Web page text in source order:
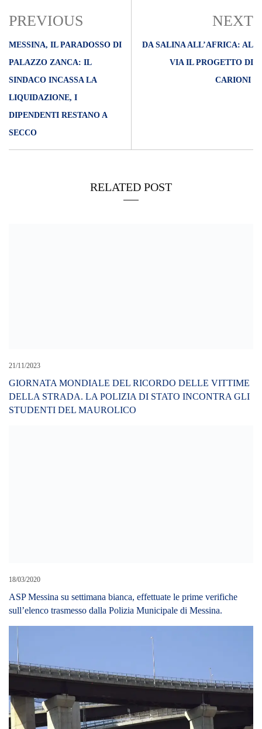
PREVIOUS
MESSINA, IL PARADOSSO DI
PALAZZO ZANCA: IL
SINDACO INCASSA LA
LIQUIDAZIONE, I
DIPENDENTI RESTANO A
SECCO
NEXT
DA SALINA ALL’AFRICA: AL
VIA IL PROGETTO DI
CARIONI
RELATED POST
21/11/2023
GIORNATA MONDIALE DEL RICORDO DELLE VITTIME
DELLA STRADA. LA POLIZIA DI STATO INCONTRA GLI
STUDENTI DEL MAUROLICO
18/03/2020
ASP Messina su settimana bianca, effettuate le prime verifiche
sull’elenco trasmesso dalla Polizia Municipale di Messina.